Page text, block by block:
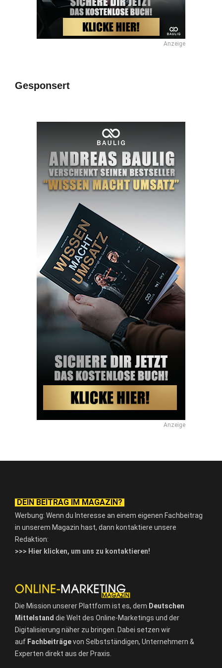
Anzeige
Gesponsert
Anzeige
DEIN BEITRAG IM MAGAZIN?
Werbung: Wenn du Interesse an einem eigenen Fachbeitrag
in unserem Magazin hast, dann kontaktiere unsere
Redaktion:
>>> Hier klicken, um uns zu kontaktieren!
Die Mission unserer Plattform ist es, dem Deutschen
Mittelstand die Welt des Online-Marketings und der
Digitalisierung näher zu bringen. Dabei setzen wir
auf Fachbeiträgevon Selbstständigen, Unternehmern &
Experten direkt aus der Praxis.